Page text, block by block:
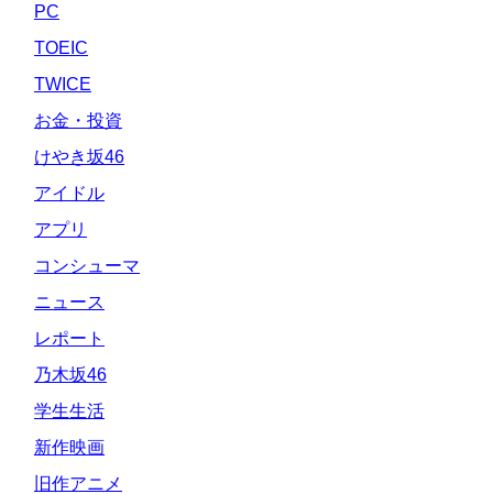
PC
TOEIC
TWICE
お金・投資
けやき坂46
アイドル
アプリ
コンシューマ
ニュース
レポート
乃木坂46
学生生活
新作映画
旧作アニメ